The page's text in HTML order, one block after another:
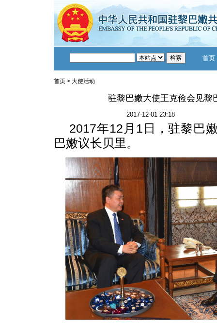
首页
首页 > 大使活动
驻黎巴嫩大使王克俭会见黎
2017-12-01 23:18
2017年12月1日，驻黎巴
巴嫩议长贝里。